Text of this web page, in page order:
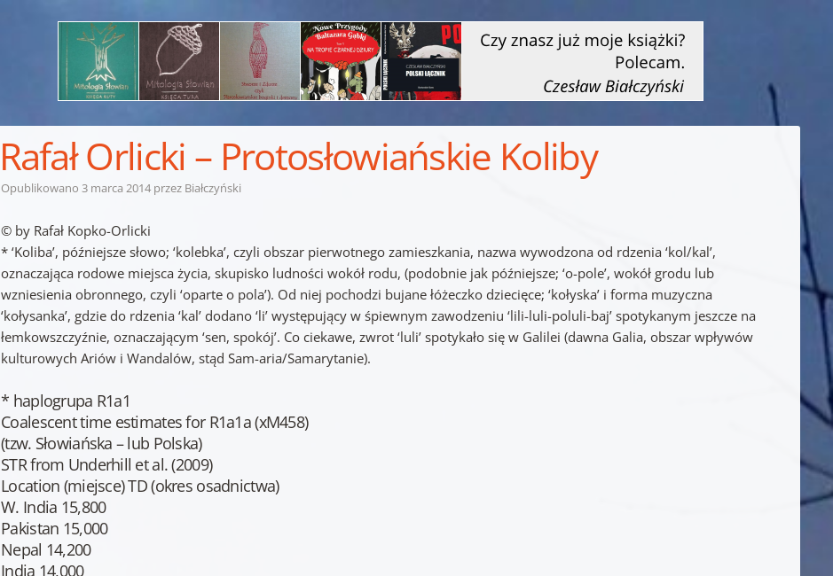
Rafał Orlicki – Protosłowiańskie Koliby
Opublikowano3 marca 2014 przez Białczyński
© by Rafał Kopko-Orlicki
* ‘Koliba’, późniejsze słowo; ‘kolebka’, czyli obszar pierwotnego zamieszkania, nazwa wywodzona od rdzenia ‘kol/kal’,
oznaczająca rodowe miejsca życia, skupisko ludności wokół rodu, (podobnie jak późniejsze; ‘o-pole’, wokół grodu lub
wzniesienia obronnego, czyli ‘oparte o pola’). Od niej pochodzi bujane łóżeczko dziecięce; ‘kołyska’ i forma muzyczna
‘kołysanka’, gdzie do rdzenia ‘kal’ dodano ‘li’ występujący w śpiewnym zawodzeniu ‘lili-luli-poluli-baj’ spotykanym jeszcze na
łemkowszczyźnie, oznaczającym ‘sen, spokój’. Co ciekawe, zwrot ‘luli’ spotykało się w Galilei (dawna Galia, obszar wpływów
kulturowych Ariów i Wandalów, stąd Sam-aria/Samarytanie).
* haplogrupa R1a1
Coalescent time estimates for R1a1a (xM458)
(tzw. Słowiańska – lub Polska)
STR from Underhill et al. (2009)
Location (miejsce) TD (okres osadnictwa)
W. India 15,800
Pakistan 15,000
Nepal 14,200
India 14,000